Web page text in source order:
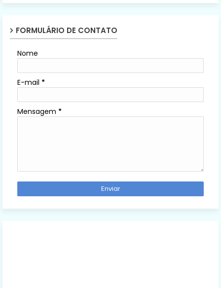
FORMULÁRIO DE CONTATO
Nome
E-mail *
Mensagem *